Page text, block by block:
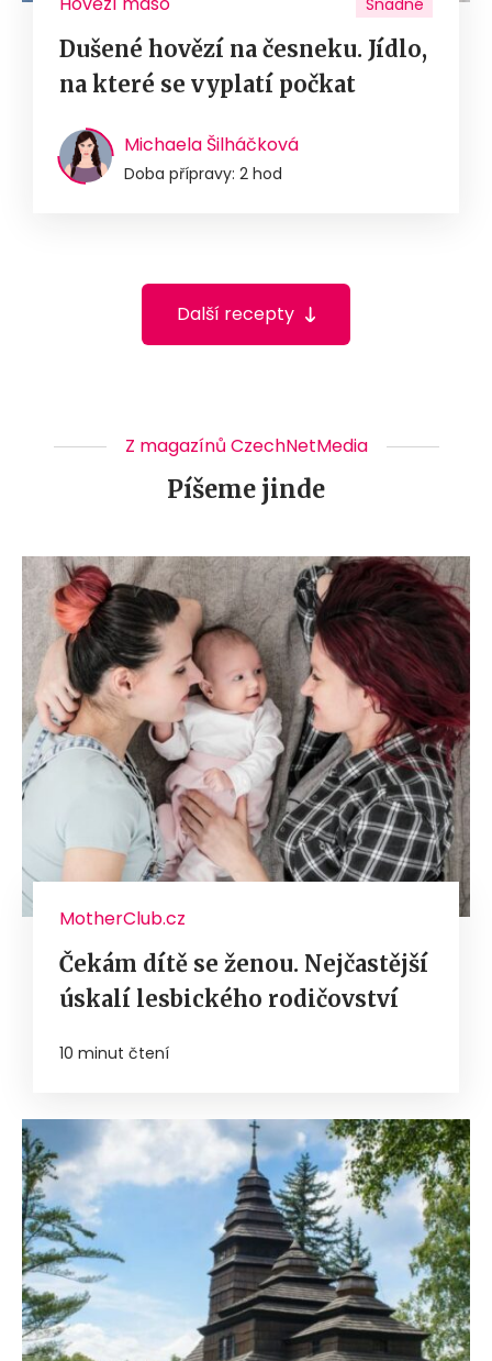
Snadné
Dušené hovězí na česneku. Jídlo,
na které se vyplatí počkat
Michaela Šilháčková
Doba přípravy: 2 hod
Další recepty
Z magazínů CzechNetMedia
Píšeme jinde
MotherClub.cz
Čekám dítě se ženou. Nejčastější
úskalí lesbického rodičovství
10 minut čtení